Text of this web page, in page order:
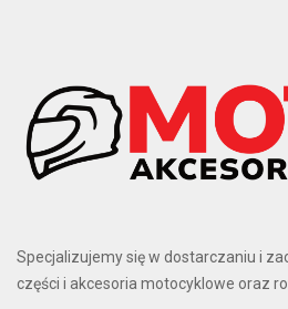
Specjalizujemy się w dostarczaniu i
części i akcesoria motocyklowe oraz